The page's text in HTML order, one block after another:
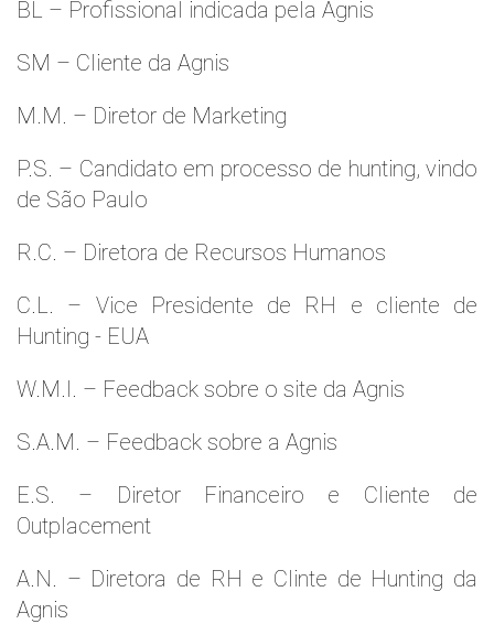
BL – Profissional indicada pela Agnis
SM – Cliente da Agnis
M.M. – Diretor de Marketing
P.S. – Candidato em processo de hunting, vindo
de São Paulo
R.C. – Diretora de Recursos Humanos
C.L. – Vice Presidente de RH e cliente de
Hunting - EUA
W.M.l. – Feedback sobre o site da Agnis
S.A.M. – Feedback sobre a Agnis
E.S. – Diretor Financeiro e Cliente de
Outplacement
A.N. – Diretora de RH e Clinte de Hunting da
Agnis